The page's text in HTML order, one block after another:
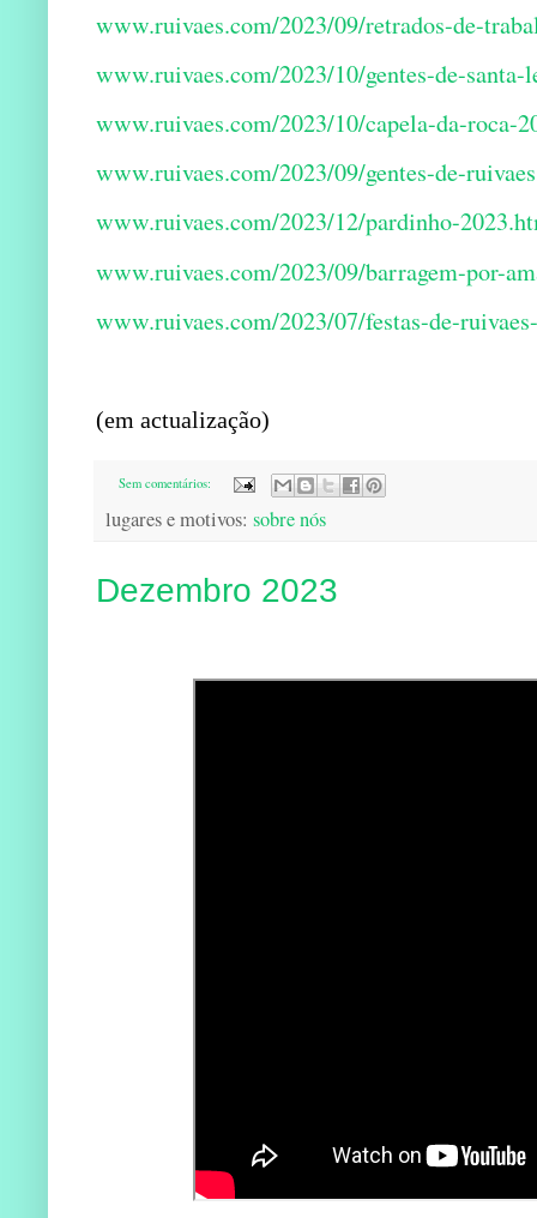
www.ruivaes.com/2023/09/retrados-de-
www.ruivaes.com/2023/10/gentes-de-
www.ruivaes.com/2023/10/capela-da-roca-
www.ruivaes.com/2023/09/gentes-de-
www.ruivaes.com/2023/12/pardinho-
www.ruivaes.com/2023/09/barragem-por-
www.ruivaes.com/2023/07/festas-de-
(em actualização)
Sem comentários:
lugares e motivos: sobre nós
Dezembro 2023